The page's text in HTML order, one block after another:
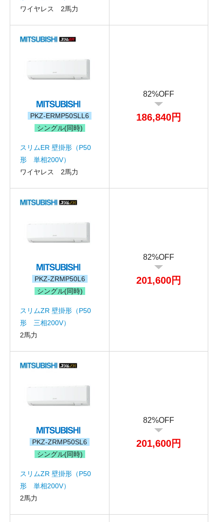
ワイヤレス 2馬力
PKZ-ERMP50SLL6
シングル(同時)
スリムER 壁掛形（P50
形 単相200V）
ワイヤレス 2馬力
82%OFF
186,840円
PKZ-ZRMP50L6
シングル(同時)
スリムZR 壁掛形（P50
形 三相200V）
2馬力
82%OFF
201,600円
PKZ-ZRMP50SL6
シングル(同時)
スリムZR 壁掛形（P50
形 単相200V）
2馬力
82%OFF
201,600円